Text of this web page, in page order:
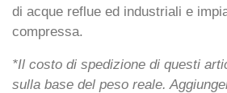
di acque reflue ed industriali e
compressa.
*Il costo di spedizione di questi
sulla base del peso reale.